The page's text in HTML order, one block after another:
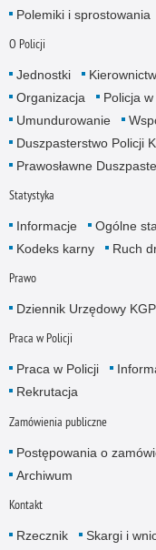
Polemiki i sprostowania
O Policji
Jednostki
Organizacja
Policja
Umundurowanie
Duszpasterstwo Policji
Prawosławne
Statystyka
Informacje Ogólne
Kodeks karny
Ruch
Prawo
Dziennik Urzędowy KGP
Praca w Policji
Praca w Policji
Rekrutacja
Zamówienia publiczne
Postępowania o
Archiwum
Kontakt
Rzecznik Skargi i